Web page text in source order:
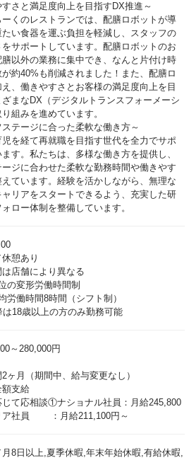
さと満足度向上を目指すDX推進～
くのレストランでは、配膳ロボットが導
たい食器を運ぶ負担を軽減し、スタッフの
サポートしています。配膳ロボットのお
以外の業務に集中でき、なんと片付け時
約40%も削減されました！また、配膳ロ
、働きやすさとお客様の満足度向上を目
まなDX（デジタルトランスフォーメーシ
組みを進めています。
テージに合った柔軟な働き方～
を経て再就職を目指す世代を全力でサポ
す。私たちは、多様な働き方を提供し、
ジに合わせた柔軟な勤務時間や働きやす
ています。経験を活かしながら、無理な
ャリアをスタートできるよう、充実した研
ロー体制を整備しています。
憩あり
店舗により異なる
の変形労働時間制
労働時間8時間（シフト制）
18歳以上の方のみ勤務可能
～280,000円
ヶ月（期間中、給与変更なし）
支給
て応相談①ナショナル社員：月給245,800
月8日以上,夏季休暇,年末年始休暇,有給休暇,